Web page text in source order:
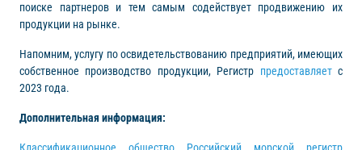
поиске партнеров и тем самым содействует продвижению их
продукции на рынке.
Напомним, услугу по освидетельствованию предприятий, имеющих
собственное производство продукции, Регистр предоставляетс
2023 года.
Дополнительная информация: